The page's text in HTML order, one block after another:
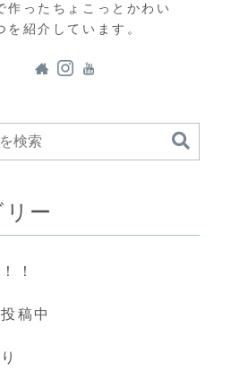
作ったちょこっとかわい
を紹介しています。
ー
！
稿中